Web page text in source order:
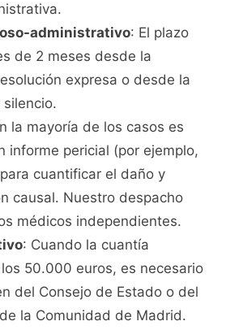
administrativo: El plazo
de 2 meses desde la
expresa o desde la
la mayoría de los casos es
informe pericial (por ejemplo,
cuantificar el daño y
causal. Nuestro despacho
médicos independientes.
: Cuando la cuantía
50.000 euros, es necesario
del Consejo de Estado o del
la Comunidad de Madrid.